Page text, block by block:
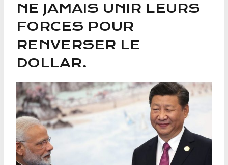
NE JAMAIS UNIR LEURS
FORCES POUR
RENVERSER LE
DOLLAR.